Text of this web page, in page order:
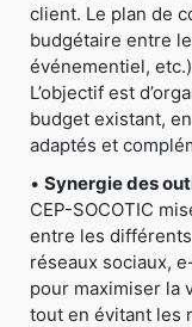
client. Le plan de
budgétaire entre
événementiel,
L’objectif est
budget existant,
adaptés et
• Synergie des
CEP-SOCOTIC
entre les
réseaux sociaux,
pour maximiser la
tout en évitant les